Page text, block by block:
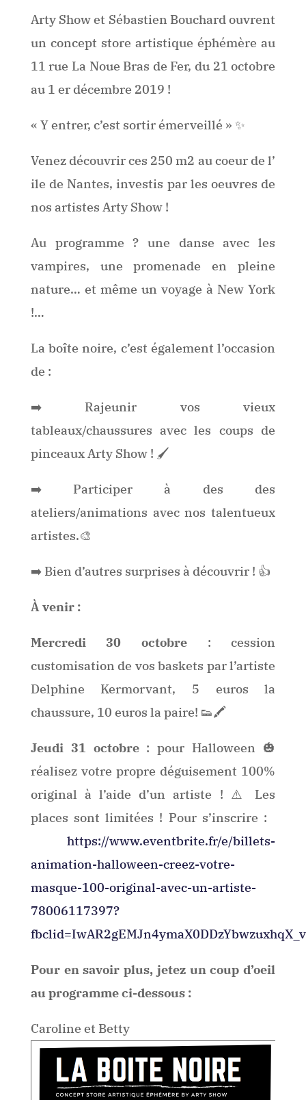
Arty Show et Sébastien Bouchard ouvrent
un concept store artistique éphémère au
11 rue La Noue Bras de Fer, du 21 octobre
au 1 er décembre 2019 !
« Y entrer, c’est sortir émerveillé » ✨
Venez découvrir ces 250 m2 au coeur de l’
ile de Nantes, investis par les oeuvres de
nos artistes Arty Show !
Au programme ? une danse avec les
vampires, une promenade en pleine
nature… et même un voyage à New York
!…
La boîte noire, c’est également l’occasion
de :
➡️ Rajeunir vos vieux
tableaux/chaussures avec les coups de
pinceaux Arty Show ! 🖌
➡️ Participer à des des
ateliers/animations avec nos talentueux
artistes.🎨
➡️ Bien d’autres surprises à découvrir ! 👍
À venir :
Mercredi 30 octobre : cession
customisation de vos baskets par l’artiste
Delphine Kermorvant, 5 euros la
chaussure, 10 euros la paire! 👟🖍
Jeudi 31 octobre: pour Halloween 🎃
réalisez votre propre déguisement 100%
original à l’aide d’un artiste ! ⚠️
Les
places sont limitées ! Pour s’inscrire :
https://www.eventbrite.fr/e/billets-
animation-halloween-creez-votre-
masque-100-original-avec-un-artiste-
78006117397?
Pour en savoir plus, jetez un coup d’oeil
au programme ci-dessous :
Caroline et Betty